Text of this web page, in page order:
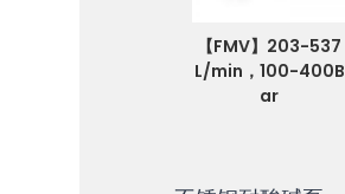
【FMV】203-537
L/min，100-400B
ar